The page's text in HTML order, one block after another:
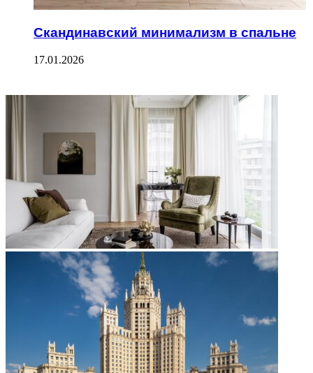
Скандинавский минимализм в спальне
17.01.2026